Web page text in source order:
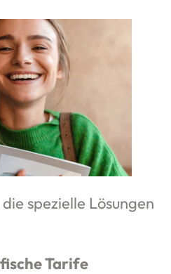
spezielle Lösungen
Tarife